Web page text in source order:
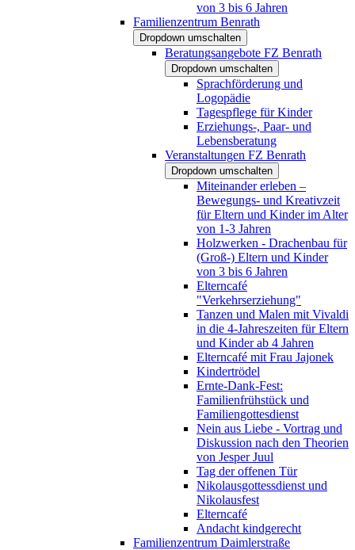
von 3 bis 6 Jahren
Familienzentrum Benrath
Dropdown umschalten
Beratungsangebote FZ Benrath
Dropdown umschalten
Sprachförderung und
Logopädie
Tagespflege für Kinder
Erziehungs-, Paar- und
Lebensberatung
Veranstaltungen FZ Benrath
Dropdown umschalten
Miteinander erleben –
Bewegungs- und Kreativzeit
für Eltern und Kinder im Alter
von 1-3 Jahren
Holzwerken - Drachenbau für
(Groß-) Eltern und Kinder
von 3 bis 6 Jahren
Elterncafé
"Verkehrserziehung"
Tanzen und Malen mit Vivaldi
in die 4-Jahreszeiten für Eltern
und Kinder ab 4 Jahren
Elterncafé mit Frau Jajonek
Kindertrödel
Ernte-Dank-Fest:
Familienfrühstück und
Familiengottesdienst
Nein aus Liebe - Vortrag und
Diskussion nach den Theorien
von Jesper Juul
Tag der offenen Tür
Nikolausgottessdienst und
Nikolausfest
Elterncafé
Andacht kindgerecht
Familienzentrum Daimlerstraße